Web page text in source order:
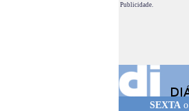
Publicidade.
SEXTAo